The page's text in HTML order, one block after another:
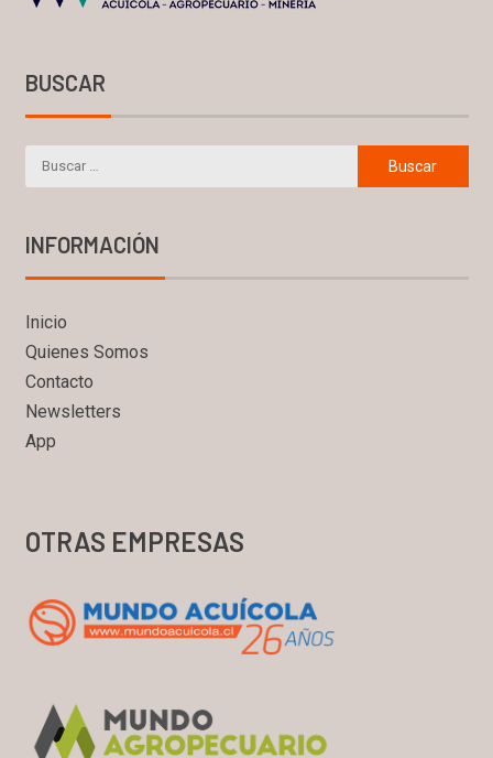
BUSCAR
INFORMACIÓN
Inicio
Quienes Somos
Contacto
Newsletters
App
OTRAS EMPRESAS